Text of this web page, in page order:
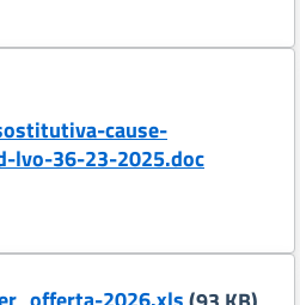
cause-
lvo-36-23-2025.doc